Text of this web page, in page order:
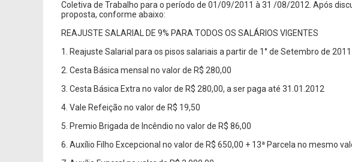
Coletiva de Trabalho para o período de 01/09/2011 à 31 /08/2012. Após
proposta, conforme abaixo:
REAJUSTE SALARIAL DE 9% PARA TODOS OS SALÁRIOS VIGENTES
1. Reajuste Salarial para os pisos salariais a partir de 1° de Setembro de 2011
2. Cesta Básica mensal no valor de R$ 280,00
3. Cesta Básica Extra no valor de R$ 280,00, a ser paga até 31.01.2012
4. Vale Refeição no valor de R$ 19,50
5. Premio Brigada de Incêndio no valor de R$ 86,00
6. Auxílio Filho Excepcional no valor de R$ 650,00 + 13ª Parcela no mesmo